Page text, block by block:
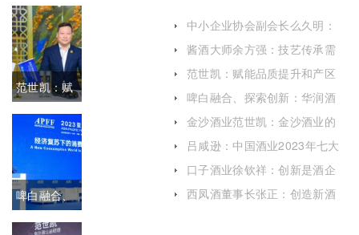
方强：技艺
传承需要时
间，更需要
坚持和热爱
范世凯：赋
能品质提升
和产区建设
加快形成酒
业新质生产
啤白融合、
探索创新：
中小企业协会副会长么久明：
白酒行业发展韧性延续，长期
向好
酱酒大师余方强：技艺传承需
要时间，更需要坚持和热爱
范世凯：赋能品质提升和产区
建设 加快形成酒业新质生产力
啤白融合、探索创新：华润酒
业畅谈白酒年轻化打造思路
金沙酒业范世凯：金沙酒业的
现阶段不急于追赶目标，要先
打好基础
吕咸逊：中国酒业2023年七大
口子酒业徐钦祥：创新是酒企
的永恒话题
西凤酒董事长张正：创造新酒